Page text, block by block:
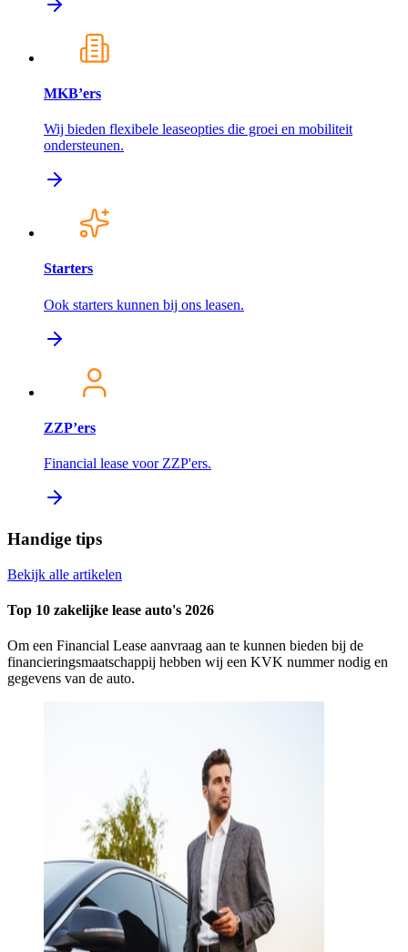
MKB’ers
Wij bieden flexibele leaseopties die groei en mobiliteit
ondersteunen.
Starters
Ook starters kunnen bij ons leasen.
ZZP’ers
Financial lease voor ZZP'ers.
Handige tips
Bekijk alle artikelen
Top 10 zakelijke lease auto's 2026
Om een Financial Lease aanvraag aan te kunnen bieden bij de
financieringsmaatschappij hebben wij een KVK nummer nodig en
gegevens van de auto.